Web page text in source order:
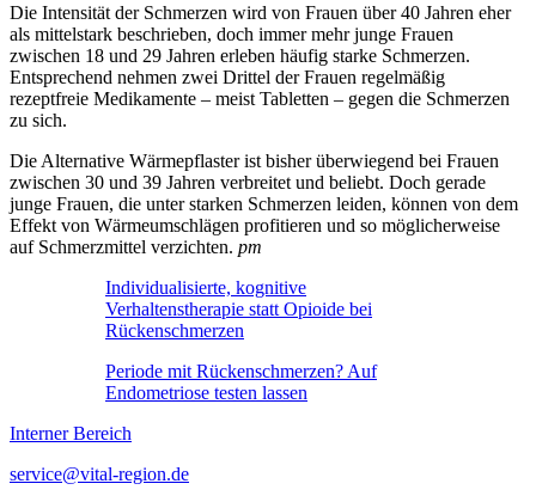
Die Intensität der Schmerzen wird von Frauen über 40 Jahren eher
als mittelstark beschrieben, doch immer mehr junge Frauen
zwischen 18 und 29 Jahren erleben häufig starke Schmerzen.
Entsprechend nehmen zwei Drittel der Frauen regelmäßig
rezeptfreie Medikamente – meist Tabletten – gegen die Schmerzen
zu sich.
Die Alternative Wärmepflaster ist bisher überwiegend bei Frauen
zwischen 30 und 39 Jahren verbreitet und beliebt. Doch gerade
junge Frauen, die unter starken Schmerzen leiden, können von dem
Effekt von Wärmeumschlägen profitieren und so möglicherweise
auf Schmerzmittel verzichten. pm
Individualisierte, kognitive
Verhaltenstherapie statt Opioide bei
Rückenschmerzen
Periode mit Rückenschmerzen? Auf
Endometriose testen lassen
Interner Bereich
service@vital-region.de